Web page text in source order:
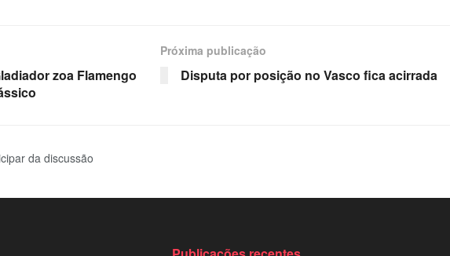
zoa Flamengo
Próxima publicação
Disputa por posição no Vasco fica acirrada
da discussão